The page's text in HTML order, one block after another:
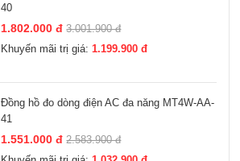
40
1.802.000 đ 3.001.900 đ
Khuyến mãi trị giá: 1.199.900 đ
Đồng hồ đo dòng điện AC đa năng MT4W-AA-
41
1.551.000 đ 2.583.900 đ